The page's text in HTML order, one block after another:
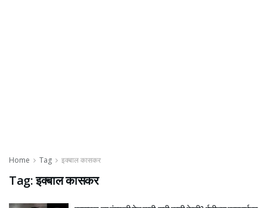
Home Tag इक्बाल कासकर
Tag:इक्बाल कासकर